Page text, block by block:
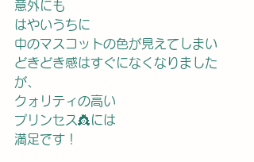
意外にも
はやいうちに
中のマスコットの色が見えてしまい
どきどき感はすぐになくなりました
が、
クォリティの高い
プリンセス👸には
満足です！